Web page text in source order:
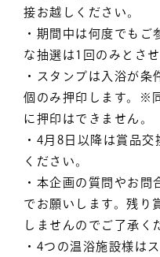
接お越しください。
・期間中は何度でも
な抽選は1回のみとさ
・スタンプは入浴が条
個のみ押印します。※
に押印はできません。
・4月8日以降は賞品
ください。
・本企画の質問やお問
でお願いします。残り
しませんのでご了承く
・4つの温浴施設様は